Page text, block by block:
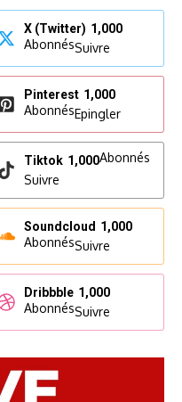
X (Twitter) 1,000
AbonnésSuivre
Pinterest 1,000
AbonnésEpingler
Tiktok 1,000Abonnés
Suivre
Soundcloud 1,000
AbonnésSuivre
Dribbble 1,000
AbonnésSuivre